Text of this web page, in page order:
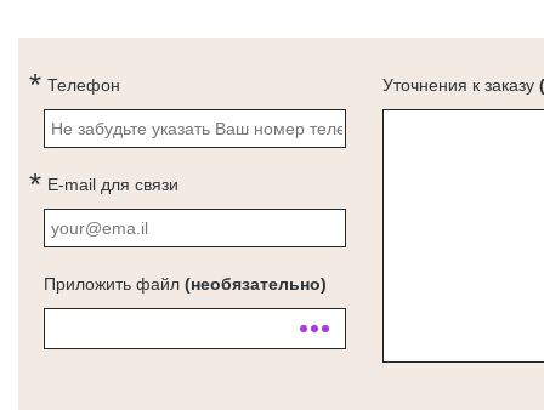
Телефон
E-mail для связи
Приложить файл (необязательно)
Уточнения к заказу